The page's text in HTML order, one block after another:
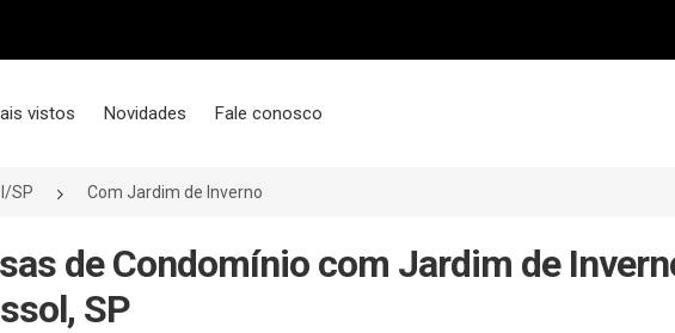
vistos Novidades Fale conosco
SP Com Jardim de Inverno
de Condomínio com Jardim de
SP